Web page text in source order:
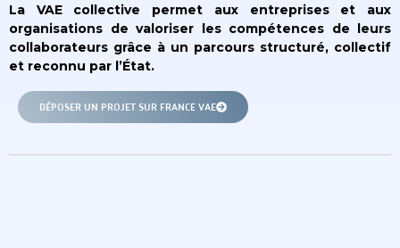
La VAE collective permet aux entreprises et aux
organisations de valoriser les compétences de leurs
collaborateurs grâce à un parcours structuré, collectif
et reconnu par l’État.
DÉPOSER UN PROJET SUR FRANCE VAE